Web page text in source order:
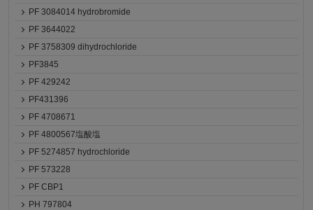
PF 3084014 hydrobromide
PF 3644022
PF 3758309 dihydrochloride
PF3845
PF 429242
PF431396
PF 4708671
PF 4800567塩酸塩
PF 5274857 hydrochloride
PF 573228
PF CBP1
PH 797804